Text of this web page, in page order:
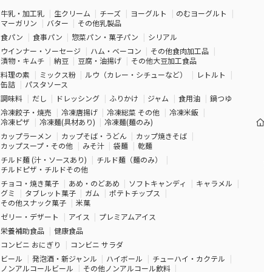
牛乳・加工乳 生クリーム チーズ ヨーグルト
のむヨーグルト
マーガリン
バター
その他乳製品
食パン 食事パン 惣菜パン・菓子パン
シリアル
ウインナー・ソーセージ ハム・ベーコン
その他食肉加工品
漬物・キムチ
納豆 豆腐・油揚げ
その他大豆加工食品
料理の素 ミックス粉 ルウ（カレー・シチューなど）
レトルト
缶詰
パスタソース
調味料 だし ドレッシング ふりかけ ジャム 食用油
鍋つゆ
冷凍餃子・焼売 冷凍唐揚げ 冷凍総菜 その他
冷凍米飯
冷凍ピザ
冷凍麺(具材あり)
冷凍麺(麺のみ)
カップラーメン カップそば・うどん
カップ焼きそば
カップスープ・その他
みそ汁 袋麺
乾麺
チルド麺 (汁・ソースあり)
チルド麺（麺のみ）
チルドピザ・チルドその他
チョコ・焼き菓子 あめ・のどあめ ソフトキャンディ
キャラメル
グミ
タブレット菓子 ガム
ポテトチップス
その他スナック菓子
米菓
ゼリー・デザート アイス
プレミアムアイス
栄養補助食品
健康食品
コンビニ おにぎり
コンビニ サラダ
ビール 発泡酒・新ジャンル ハイボール
チューハイ・カクテル
ノンアルコールビール
その他ノンアルコール飲料